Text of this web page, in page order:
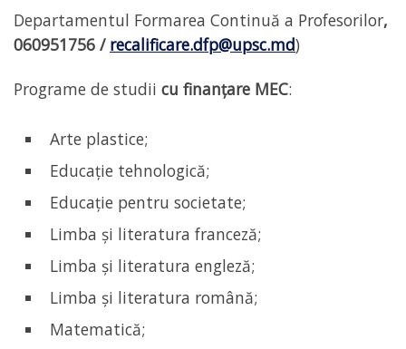
Departamentul Formarea Continuă a Profesorilor,
060951756 / recalificare.dfp@upsc.md)
Programe de studii cu finanțare MEC:
Arte plastice;
Educație tehnologică;
Educație pentru societate;
Limba și literatura franceză;
Limba și literatura engleză;
Limba și literatura română;
Matematică;